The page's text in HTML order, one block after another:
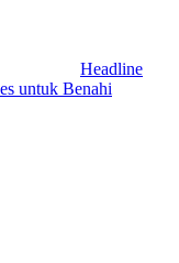
Headline
untuk Benahi